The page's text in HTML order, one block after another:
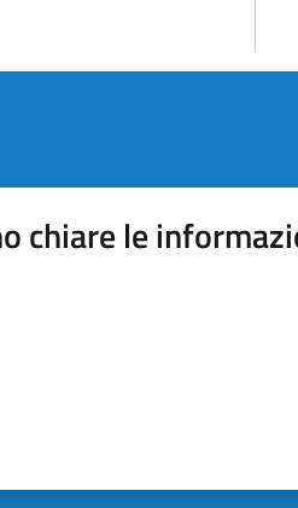
chiare le